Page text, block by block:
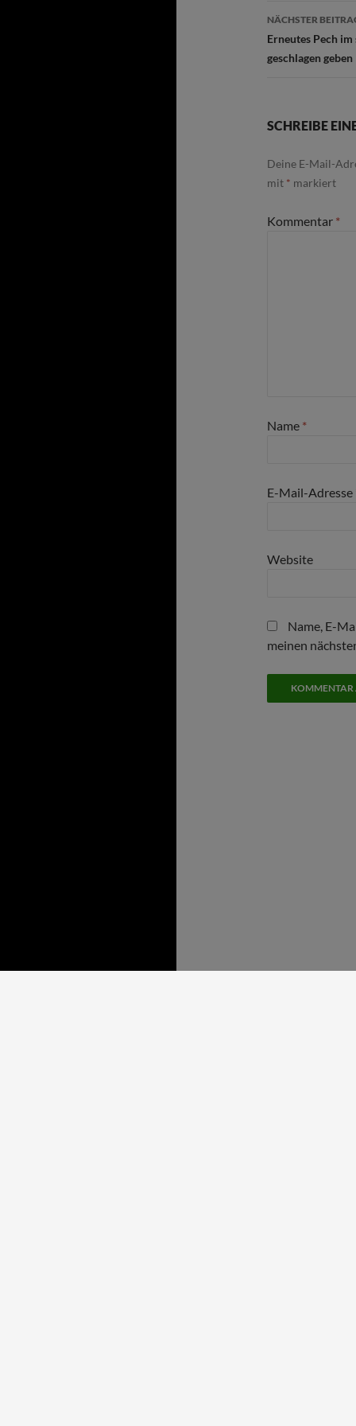
NÄCHSTER
Erneutes Pech
geschlagen geben
SCHREIBE
Deine E-Mail-
mit * markiert
Kommentar *
Name *
E-Mail-Adresse
Website
Name, E-
meinen